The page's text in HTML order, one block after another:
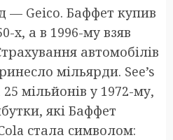
— Geico. Баффет купив
х, а в 1996-му взяв
автомобілів
мільярди. See’s
мільйонів у 1972-му,
які Баффет
стала символом: